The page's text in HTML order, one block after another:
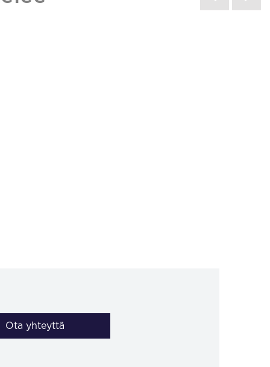
Ota yhteyttä